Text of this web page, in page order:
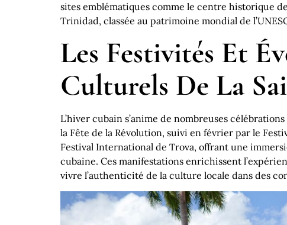
sites emblématiques comme le centre historique
Trinidad, classée au patrimoine mondial de
Les Festivités Et
Culturels De La
L’hiver cubain s’anime de nombreuses
la Fête de la Révolution, suivi en février par le
Festival International de Trova, offrant une
cubaine. Ces manifestations enrichissent
vivre l’authenticité de la culture locale dans des